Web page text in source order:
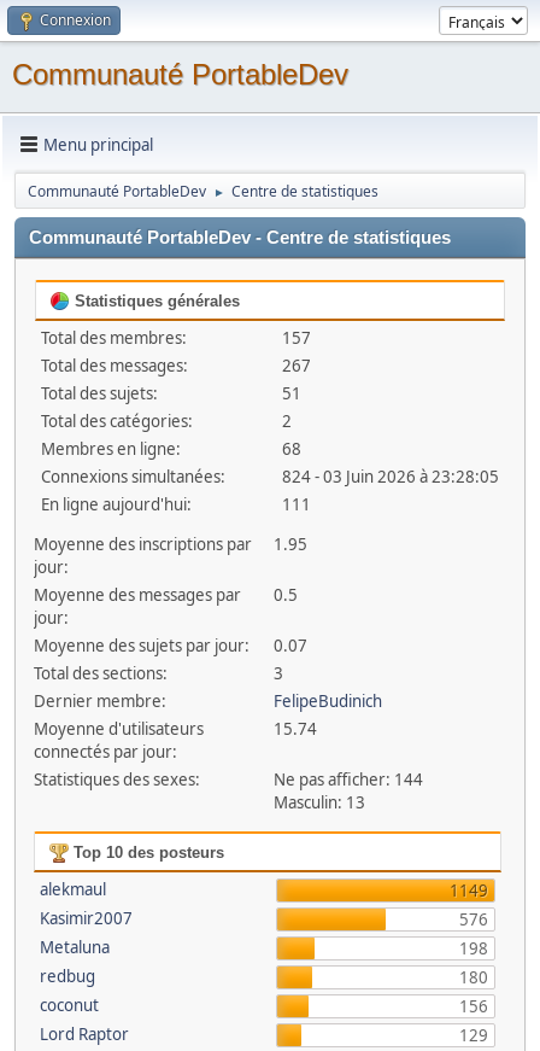
Connexion
Communauté PortableDev
Menu principal
Communauté PortableDev ► Centre de statistiques
Communauté PortableDev - Centre de statistiques
Statistiques générales
Total des membres:
157
Total des messages:
267
Total des sujets:
51
Total des catégories:
2
Membres en ligne:
68
Connexions simultanées:
824 - 03 Juin 2026 à 23:28:05
En ligne aujourd'hui:
111
Moyenne des inscriptions par
jour:
1.95
Moyenne des messages par
jour:
0.5
Moyenne des sujets par jour:
0.07
Total des sections:
3
Dernier membre:
FelipeBudinich
Moyenne d'utilisateurs
connectés par jour:
15.74
Statistiques des sexes:
Ne pas afficher: 144
Masculin: 13
Top 10 des posteurs
alekmaul
1149
Kasimir2007
576
Metaluna
198
redbug
180
coconut
156
Lord Raptor
129